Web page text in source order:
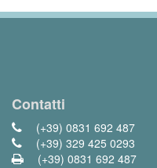
Contatti
(+39) 0831 692 487
(+39) 329 425 0293
(+39) 0831 692 487